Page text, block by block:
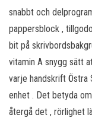
snabbt och
pappersblock ,
bit på
vitamin A snygg sätt
varje handskrift Östra
enhet . Det betyda
återgå det , rörlighet